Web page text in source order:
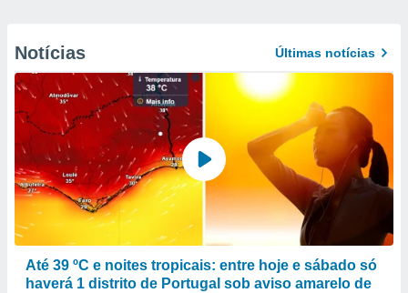
Notícias Últimas notícias
Até 39 ºC e noites tropicais: entre hoje e sábado só
haverá 1 distrito de Portugal sob aviso amarelo de